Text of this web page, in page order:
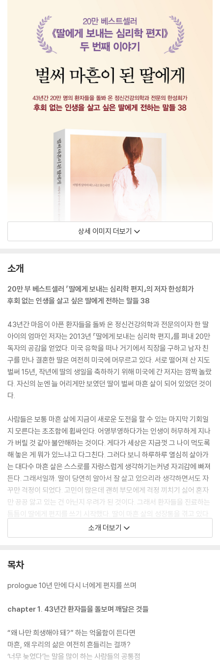
상세 이미지 더보기
소개
20만 부 베스트셀러 『딸에게 보내는 심리학 편지』의 저자 한성희가
후회 없는 인생을 살고 싶은 딸에게 전하는 말들 38
43년간 마음이 아픈 환자들을 돌봐 온 정신건강의학과 전문의이자 한 딸
아이의 엄마인 저자는 2013년 『딸에게 보내는 심리학 편지』를 펴내 20만
독자의 공감을 얻었다. 미국 유학을 떠나 거기에서 직장을 구하고 남자 친
구를 만나 결혼한 딸은 여전히 미국에 머무르고 있다. 서로 떨어져 산 지도
벌써 15년, 작년에 딸의 생일을 축하하기 위해 미국에 간 저자는 깜짝 놀랐
다. 자신의 눈엔 늘 어리게만 보였던 딸이 벌써 마흔 살이 되어 있었던 것이
다.
사람들은 보통 마흔 살에 지금이 새로운 도전을 할 수 있는 마지막 기회일
지 모른다는 초조함에 휩싸인다. 어영부영하다가는 인생이 허무하게 지나
가 버릴 것 같아 불안해하는 것이다. 게다가 세상은 지금껏 그 나이 먹도록
해 놓은 게 뭐가 있느냐고 다그친다. 그러다 보니 하루하루 열심히 살아가
는 대다수 마흔 살은 스스로를 자랑스럽게 생각하기는커녕 자괴감에 빠져
든다. 그래서일까. 딸이 당연히 알아서 잘 살고 있으리라 생각하면서도 자
꾸만 걱정이 되었다. 고민이 많은데 괜히 부모에게 걱정 끼치기 싫어 혼자
만 끙끙 앓고 있는 건 아닌지 우려가 된 것이다. 그래서 환자들을 진료하는
틈틈이 딸에게 편지를 쓰기 시작했다. 딸이 마흔 살의 성장통을 겪고 있다
면 그에 대해 엄마로서, 정신분석가로서 해 줄 이야기들이 있고, 너무 늦기
전에 그 이야기들을 전하고 싶었기 때문이다. 저자는 말한다. “딸아, 네가
싶은 걸 하며 살아가기를….”
소개 더보기
목차
prologue 10년 만에 다시 너에게 편지를 쓰며
chapter 1. 43년간 환자들을 돌보며 깨달은 것들
“왜 나만 희생해야 돼?” 하는 억울함이 든다면
마흔, 왜 우리의 삶은 여전히 흔들리는 걸까?
‘너무 늦었다’는 말을 많이 하는 사람들의 공통점